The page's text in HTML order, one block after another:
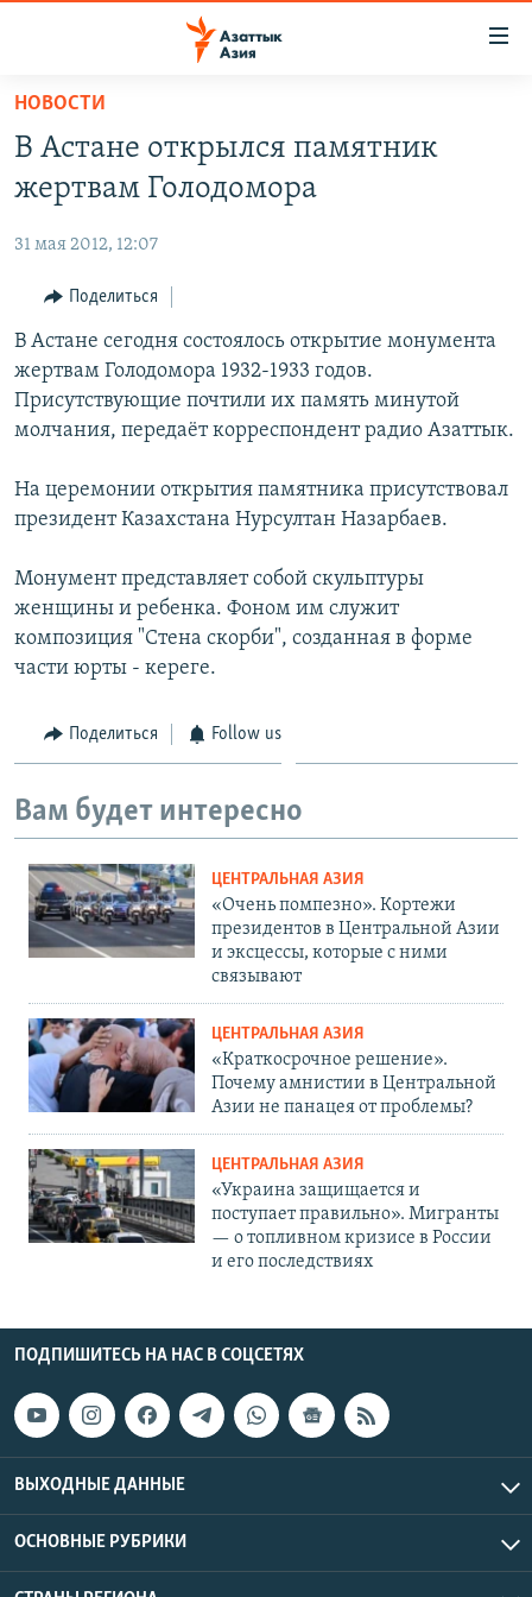
Вернуться
основному
содержанию
Вернутся
навигации
Вернутся
поиску
УЗБЕКИСТАН
ТАДЖИКИСТАН
ВОЙНА В УКРАИНЕ
НА ДРУГИХ ЯЗЫКАХ
ҚАЗАҚША
КЫРГЫЗЧА
ЎЗБЕКЧА
ТОҶИКӢ
Все сайты РСЕ/РС
НОВОСТИ
В Астане открылся памятник
жертвам Голодомора
31 мая 2012, 12:07
Поделиться
В Астане сегодня состоялось открытие монумента
жертвам Голодомора 1932-1933 годов.
Присутствующие почтили их память минутой
молчания, передаёт корреспондент радио Азаттык.
На церемонии открытия памятника присутствовал
президент Казахстана Нурсултан Назарбаев.
Монумент представляет собой скульптуры
женщины и ребенка. Фоном им служит
композиция "Стена скорби", созданная в форме
части юрты - кереге.
Поделиться Follow us
Вам будет интересно
ЦЕНТРАЛЬНАЯ АЗИЯ
«Очень помпезно». Кортежи
президентов в Центральной Азии
и эксцессы, которые с ними
связывают
ЦЕНТРАЛЬНАЯ АЗИЯ
«Краткосрочное решение».
Почему амнистии в Центральной
Азии не панацея от проблемы?
ЦЕНТРАЛЬНАЯ АЗИЯ
«Украина защищается и
поступает правильно». Мигранты
— о топливном кризисе в России
и его последствиях
ПОДПИШИТЕСЬ НА НАС В СОЦСЕТЯХ
ВЫХОДНЫЕ ДАННЫЕ
ОСНОВНЫЕ РУБРИКИ